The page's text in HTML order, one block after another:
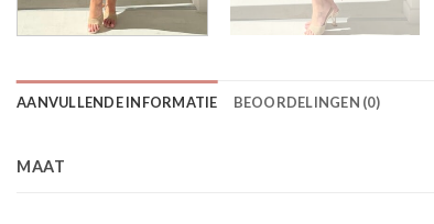
AANVULLENDE INFORMATIE BEOORDELINGEN (0)
MAAT